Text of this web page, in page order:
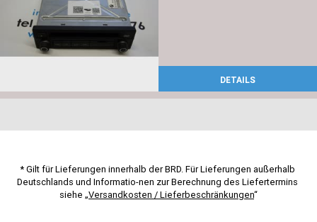
DETAILS
* Gilt für Lieferungen innerhalb der BRD. Für Lieferungen außerhalb
Deutschlands und Informatio-nen zur Berechnung des Liefertermins
siehe „Versandkosten / Lieferbeschränkungen“